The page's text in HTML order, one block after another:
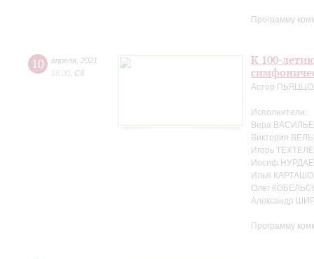
Программу
10 апреля 2021
15:00 Сб
К 100-
Астор
Исполнители:
Вера
Виктория
Игорь
Иосиф
Илья
Олег
Александр
Программу